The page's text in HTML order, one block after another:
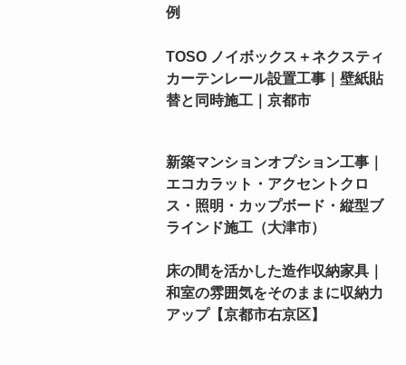
例
TOSO ノイボックス＋ネクスティ
カーテンレール設置工事｜壁紙貼
替と同時施工｜京都市
新築マンションオプション工事｜
エコカラット・アクセントクロ
ス・照明・カップボード・縦型ブ
ラインド施工（大津市）
床の間を活かした造作収納家具｜
和室の雰囲気をそのままに収納力
アップ【京都市右京区】